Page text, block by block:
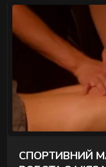
СПОРТИВНИЙ